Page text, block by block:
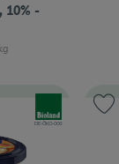
10% -
, Kontrollstelle:
DE-ÖKO-006
hinzufügen